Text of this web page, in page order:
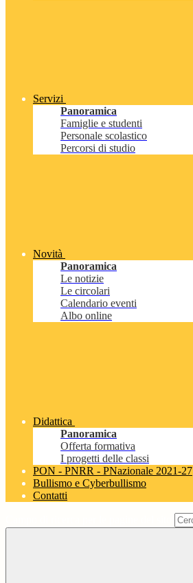
Servizi
Panoramica
Famiglie e studenti
Personale scolastico
Percorsi di studio
Novità
Panoramica
Le notizie
Le circolari
Calendario eventi
Albo online
Didattica
Panoramica
Offerta formativa
I progetti delle classi
PON - PNRR - PNazionale 2021-27
Bullismo e Cyberbullismo
Contatti